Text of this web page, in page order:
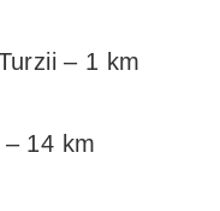
– 1 km
– 14 km